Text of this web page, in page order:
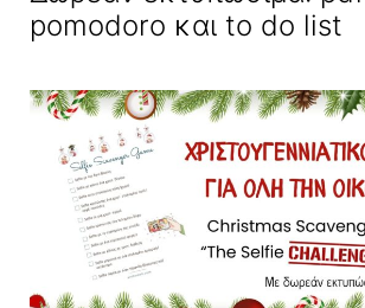
pomodoro και to do list